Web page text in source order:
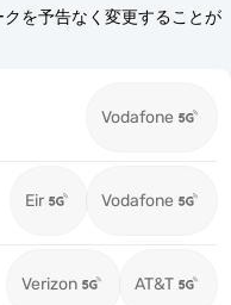
を予告なく変更することが
Vodafone
Eir Vodafone
Verizon AT&T